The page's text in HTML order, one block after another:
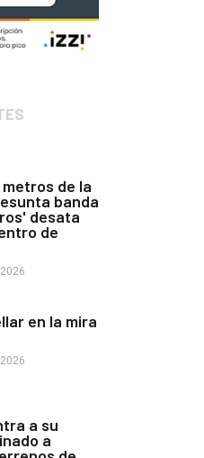
metros de la
banda
desata
de
en la mira
a su
a